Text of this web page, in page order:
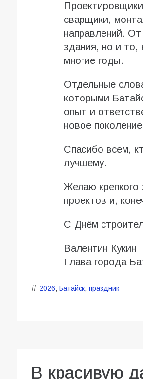
сварщики,
направлений.
здания, но и то,
многие годы.
Отдельные
которыми
опыт и
новое
Спасибо всем,
лучшему.
Желаю крепкого
проектов и,
С Днём
Валентин Кукин
Глава города
2026, Батайск, праздник
В красивую